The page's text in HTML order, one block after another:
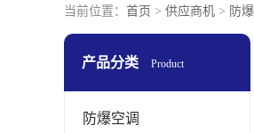
当前位置： 首页 > 供应商机 > 防
产品分类 Product
防爆空调